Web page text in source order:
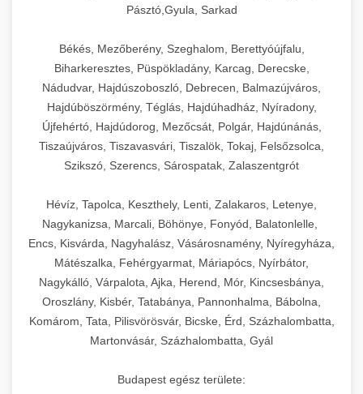
kereskedelmi konyhai megoldások
Pásztó,Gyula, Sarkad
Békés, Mezőberény, Szeghalom, Berettyóújfalu,
Biharkeresztes, Püspökladány, Karcag, Derecske,
Nádudvar, Hajdúszoboszló, Debrecen, Balmazújváros,
Hajdúböszörmény, Téglás, Hajdúhadház, Nyíradony,
Újfehértó, Hajdúdorog, Mezőcsát, Polgár, Hajdúnánás,
Tiszaújváros, Tiszavasvári, Tiszalök, Tokaj, Felsőzsolca,
Szikszó, Szerencs, Sárospatak, Zalaszentgrót
Hévíz, Tapolca, Keszthely, Lenti, Zalakaros, Letenye,
Nagykanizsa, Marcali, Böhönye, Fonyód, Balatonlelle,
Encs, Kisvárda, Nagyhalász, Vásárosnamény, Nyíregyháza,
Mátészalka, Fehérgyarmat, Máriapócs, Nyírbátor,
Nagykálló, Várpalota, Ajka, Herend, Mór, Kincsesbánya,
Oroszlány, Kisbér, Tatabánya, Pannonhalma, Bábolna,
Komárom, Tata, Pilisvörösvár, Bicske, Érd, Százhalombatta,
Martonvásár, Százhalombatta, Gyál
Budapest egész területe: